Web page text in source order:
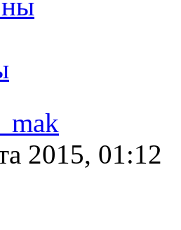
2015, 01:12